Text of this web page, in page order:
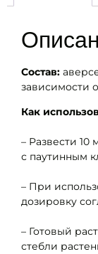
Состав:
зависимости
Как
– Развести
с паутинным
– При
дозировку
– Готовый
стебли